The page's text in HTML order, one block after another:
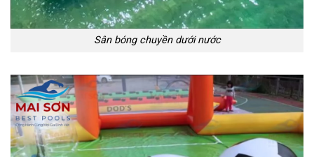
Sân bóng chuyền dưới nước